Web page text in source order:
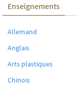
Enseignements
Allemand
Anglais
Arts plastiques
Chinois